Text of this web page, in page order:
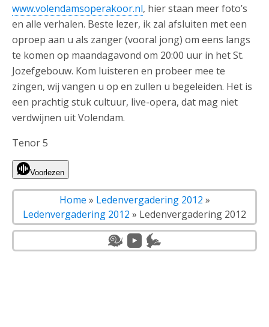
www.volendamsoperakoor.nl, hier staan meer foto’s
en alle verhalen. Beste lezer, ik zal afsluiten met een
oproep aan u als zanger (vooral jong) om eens langs
te komen op maandagavond om 20:00 uur in het St.
Jozefgebouw. Kom luisteren en probeer mee te
zingen, wij vangen u op en zullen u begeleiden. Het is
een prachtig stuk cultuur, live-opera, dat mag niet
verdwijnen uit Volendam.
Tenor 5
Voorlezen
Home » Ledenvergadering 2012 »
Ledenvergadering 2012 » Ledenvergadering 2012